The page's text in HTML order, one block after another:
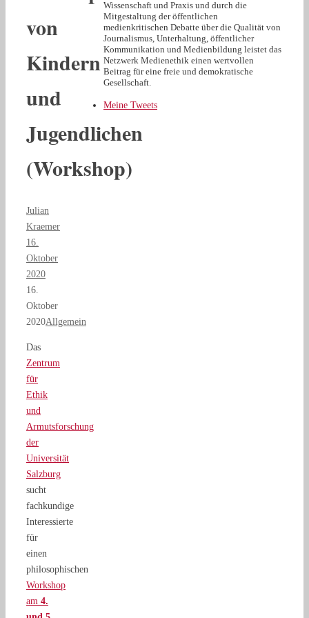
von
Kindern
und
Jugendlichen
(Workshop)
Julian
Kraemer
16.
Oktober
2020
16.
Oktober
2020Allgemein
Das
Zentrum
für
Ethik
und
Armutsforschung
der
Universität
Salzburg
sucht
fachkundige
Interessierte
für
einen
philosophischen
Workshop
am 4.
Wissenschaft und Praxis und durch die
Mitgestaltung der öffentlichen
medienkritischen Debatte über die Qualität von
Journalismus, Unterhaltung, öffentlicher
Kommunikation und Medienbildung leistet das
Netzwerk Medienethik einen wertvollen
Beitrag für eine freie und demokratische
Gesellschaft.
Meine Tweets